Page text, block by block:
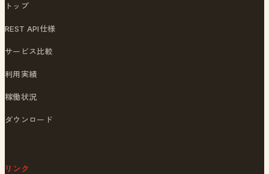
トップ
REST API仕様
サービス比較
利用実績
稼働状況
ダウンロード
リンク